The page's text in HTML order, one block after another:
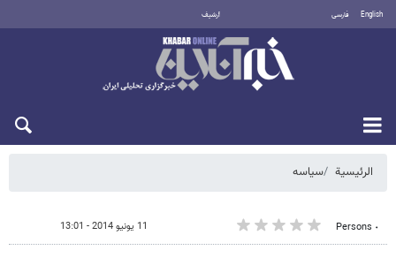
English فارسی أرشيف
الرئيسية سیاسه
٠ Persons 11 يونيو 2014 - 13:01